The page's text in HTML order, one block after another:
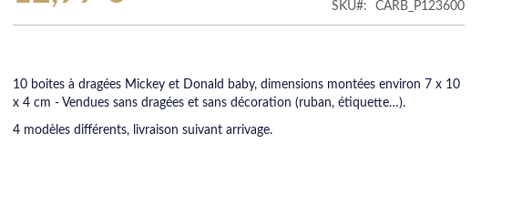
SKU
CARB_P123600
10 boites à dragées Mickey et Donald baby, dimensions montées environ 7 x 10
x 4 cm - Vendues sans dragées et sans décoration (ruban, étiquette…).
4 modèles différents, livraison suivant arrivage.